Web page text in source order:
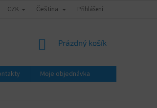
OBCHODNÍ PODMÍNKY
CZK Čeština Přihlášení
NÁKUPNÍ
Prázdný košík
Moje objednávka